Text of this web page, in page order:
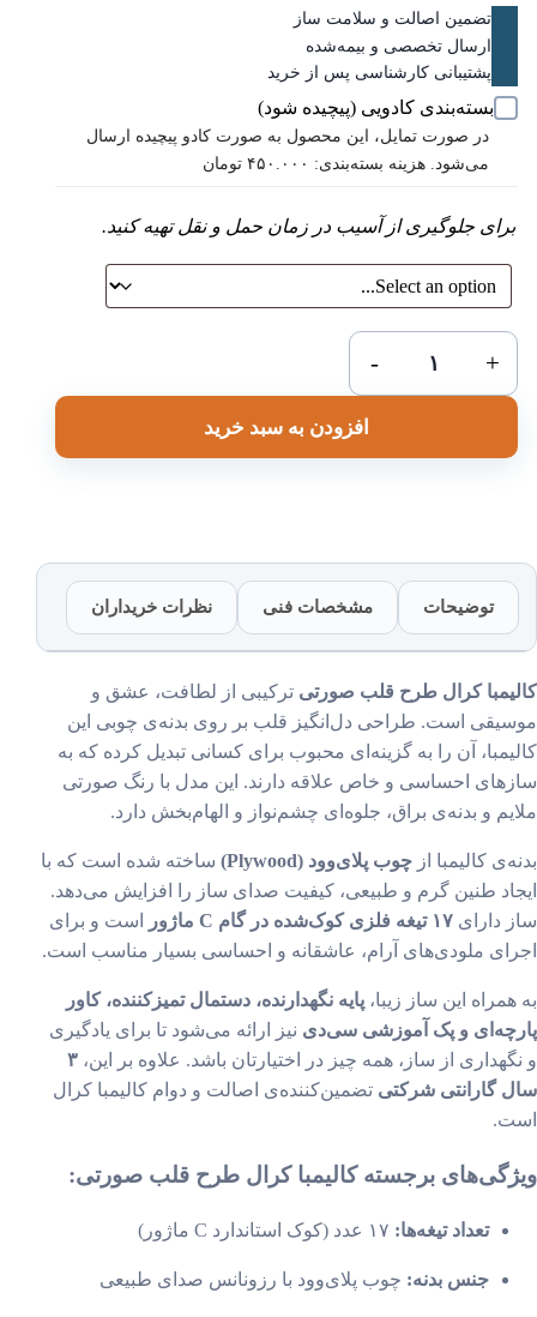
تضمین اصالت و سلامت ساز
ارسال تخصصی و بیمه‌شده
پشتیبانی کارشناسی پس از خرید
بسته‌بندی کادویی (پیچیده شود)
در صورت تمایل، این محصول به صورت کادو پیچیده ارسال
می‌شود. هزینه بسته‌بندی: ۴۵۰.۰۰۰ تومان
برای جلوگیری از آسیب در زمان حمل و نقل تهیه کنید.
کرال
افزودن به سبد خرید
توضیحات مشخصات فنی نظرات خریداران
کرال طرح قلب صورتی ترکیبی از لطافت، عشق و
است. طراحی دل‌انگیز قلب بر روی بدنه‌ی چوبی این
آن را به گزینه‌ای محبوب برای کسانی تبدیل کرده که به
احساسی و خاص علاقه دارند. این مدل با رنگ صورتی
و بدنه‌ی براق، جلوه‌ای چشم‌نواز و الهام‌بخش دارد.
کالیمبا از چوب پلای‌وود (Plywood)
ساخته شده است که با
طنین گرم و طبیعی، کیفیت صدای ساز را افزایش می‌دهد.
دارای ۱۷ تیغه فلزی کوک‌شده در گام C ماژور
است و برای
ملودی‌های آرام، عاشقانه و احساسی بسیار مناسب است.
این ساز زیبا،پایه نگهدارنده، دستمال تمیزکننده، کاور
و پک آموزشی سی‌دینیز ارائه می‌شود تا برای یادگیری
از ساز، همه چیز در اختیارتان باشد. علاوه بر این،۳
گارانتی شرکتیتضمین‌کننده‌ی اصالت و دوام کالیمبا کرال
برجسته کالیمبا کرال طرح قلب صورتی:
تعداد تیغه‌ها:۱۷ عدد (کوک استاندارد C ماژور)
جنس بدنه:چوب پلای‌وود با رزونانس صدای طبیعی